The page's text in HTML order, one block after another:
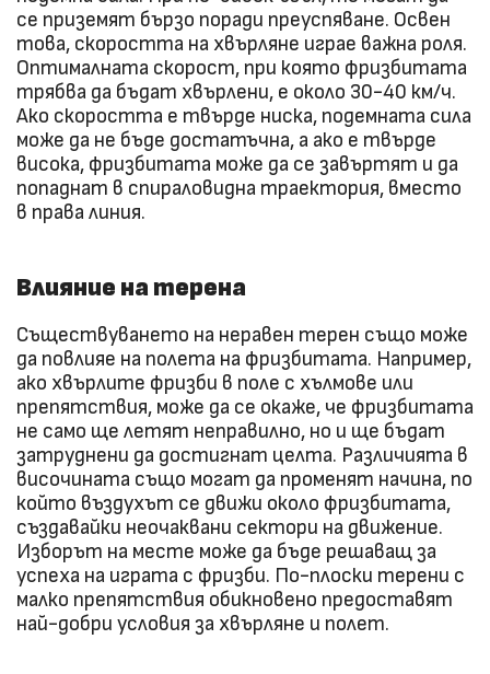
се приземят бързо поради преуспяване. Освен
това, скоростта на хвърляне играе важна роля.
Оптималната скорост, при която фризбитата
трябва да бъдат хвърлени, е около 30-40 км/ч.
Ако скоростта е твърде ниска, подемната сила
може да не бъде достатъчна, а ако е твърде
висока, фризбитата може да се завъртят и да
попаднат в спираловидна траектория, вместо
в права линия.
Влияние на терена
Съществуването на неравен терен също може
да повлияе на полета на фризбитата. Например,
ако хвърлите фризби в поле с хълмове или
препятствия, може да се окаже, че фризбитата
не само ще летят неправилно, но и ще бъдат
затруднени да достигнат целта. Различията в
височината също могат да променят начина, по
който въздухът се движи около фризбитата,
създавайки неочаквани сектори на движение.
Изборът на месте може да бъде решаващ за
успеха на играта с фризби. По-плоски терени с
малко препятствия обикновено предоставят
най-добри условия за хвърляне и полет.